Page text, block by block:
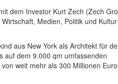
dem Investor Kurt Zech (Zech
Medien, Politik und Kultur
aus New York als Architekt für
auf dem 9.000 qm umfassenden
weit mehr als 300 Millionen Euro